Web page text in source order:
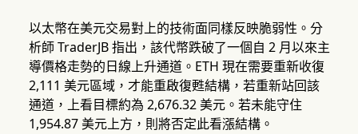
以太幣在美元交易對上的技術面同樣反映脆弱性。分
析師 TraderJB 指出，該代幣跌破了一個自 2 月以來主
導價格走勢的日線上升通道。ETH 現在需要重新收復
2,111 美元區域，才能重啟復甦結構，若重新站回該
通道，上看目標約為 2,676.32 美元。若未能守住
1,954.87 美元上方，則將否定此看漲結構。